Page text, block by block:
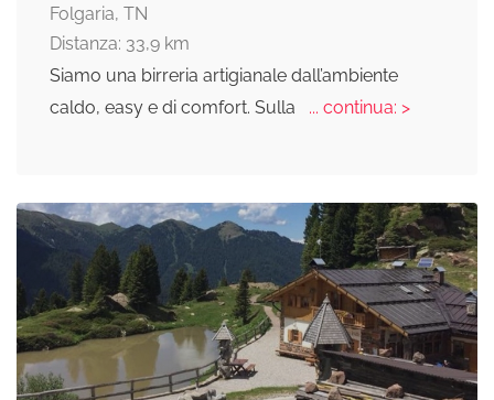
Folgaria, TN
Distanza: 33,9 km
Siamo una birreria artigianale dall’ambiente
caldo, easy e di comfort. Sulla
... continua: >